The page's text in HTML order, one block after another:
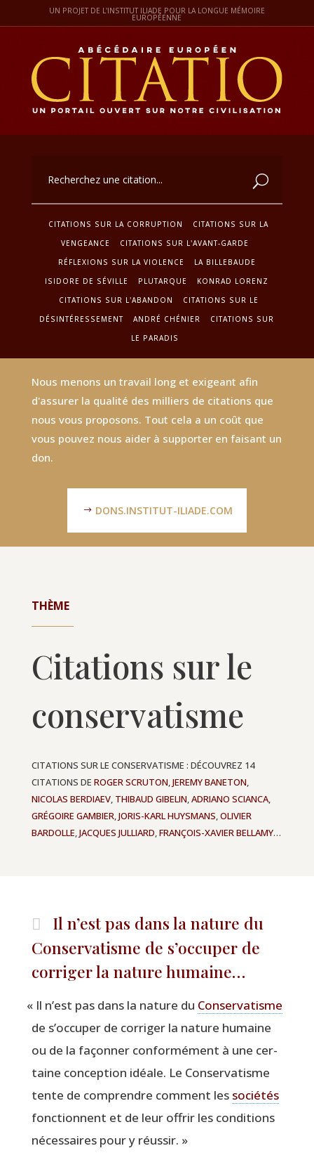
UN PROJET DE L'INSTITUT ILIADE POUR LA LONGUE MÉMOIRE
EUROPÉENNE
CITATIONS SUR LA CORRUPTION
CITATIONS SUR LA
VENGEANCE
CITATIONS SUR L'AVANT-GARDE
RÉFLEXIONS SUR LA VIOLENCE
LA BILLEBAUDE
ISIDORE DE SÉVILLE
PLUTARQUE
KONRAD LORENZ
CITATIONS SUR L'ABANDON
CITATIONS SUR LE
DÉSINTÉRESSEMENT
ANDRÉ CHÉNIER
CITATIONS SUR
LE PARADIS
Nous menons un travail long et exigeant afin
d'assurer la qualité des milliers de citations que
nous vous proposons. Tout cela a un coût que
vous pouvez nous aider à supporter en faisant un
don.
DONS.INSTITUT-ILIADE.COM
THÈME
Citations sur le
conservatisme
CITATIONS SUR LE CONSERVATISME : DÉCOUVREZ 14
CITATIONS DE ROGER SCRUTON,JEREMY BANETON,
NICOLAS BERDIAEV, THIBAUD GIBELIN,ADRIANO SCIANCA,
GRÉGOIRE GAMBIER,JORIS-KARL HUYSMANS,OLIVIER
BARDOLLE,JACQUES JULLIARD,FRANÇOIS-XAVIER BELLAMY…
Il n’est pas dans la nature du
Conservatisme de s’occuper de
corriger la nature humaine…
« Il n’est pas dans la nature du Conser­va­tisme
de s’occuper de cor­ri­ger la nature humaine
ou de la façon­ner confor­mé­ment à une cer­
taine concep­tion idéale. Le Conser­va­tisme
tente de com­prendre com­ment les socié­tés
fonc­tionnent et de leur offrir les condi­tions
néces­saires pour y réussir. »